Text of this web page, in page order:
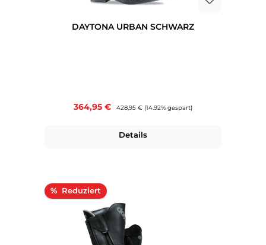
DAYTONA URBAN SCHWARZ
Verkaufspreis:
364,95 € Regulärer Preis:
428,95 € (14.92% gespart)
Details
% Rabatt